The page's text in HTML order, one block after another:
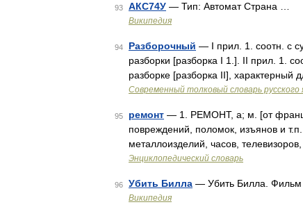
93 АКС74У — Тип: Автомат Страна …
Википедия
94 Разборочный — I прил. 1. соотн. с
разборки [разборка I 1.]. II прил. 1.
разборке [разборка II], характерный
Современный толковый словарь
95 ремонт — 1. РЕМОНТ, а; м. [от франц.
повреждений, поломок, изъянов и
металлоизделий, часов,
Энциклопедический словарь
96 Убить Билла — Убить Билла. Фильм
Википедия